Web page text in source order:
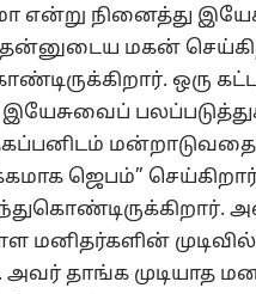
என்று நினைத்து
தன்னுடைய மகன்
ஒரு
ஜெபம்”
மனிதர்களின்
அவர் தாங்க முடியாத